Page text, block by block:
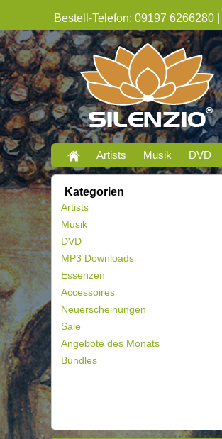
Bestell-Telefon: 09197 6266280 |
Artists Musik DVD
Kategorien
Artists
Musik
DVD
MP3 Downloads
Essenzen
Accessoires
Neuerscheinungen
Sale
Angebote des Monats
Bundles